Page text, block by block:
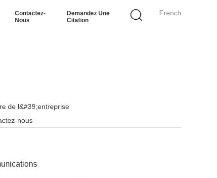
French
Contactez-
Nous
Demandez Une
Citation
de l&#39;entreprise
nous